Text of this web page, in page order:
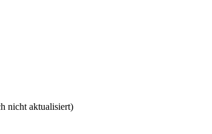
nicht aktualisiert)